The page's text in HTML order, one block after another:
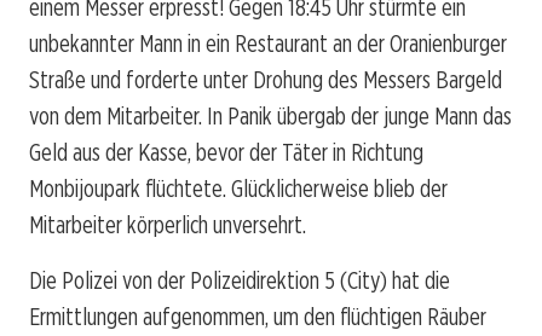
einem Messer erpresst! Gegen 18:45 Uhr stürmte ein
unbekannter Mann in ein Restaurant an der Oranienburger
Straße und forderte unter Drohung des Messers Bargeld
von dem Mitarbeiter. In Panik übergab der junge Mann das
Geld aus der Kasse, bevor der Täter in Richtung
Monbijoupark flüchtete. Glücklicherweise blieb der
Mitarbeiter körperlich unversehrt.
Die Polizei von der Polizeidirektion 5 (City) hat die
Ermittlungen aufgenommen, um den flüchtigen Räuber